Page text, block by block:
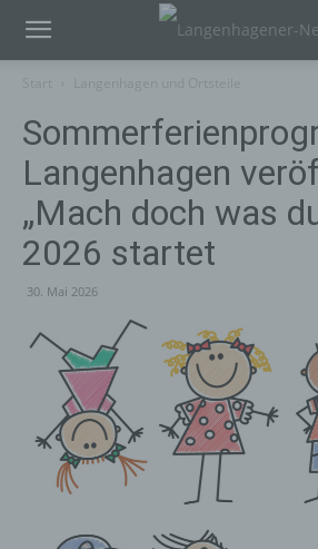
Langenhagen
„Mach doch was
2026 startet
30. Mai 2026